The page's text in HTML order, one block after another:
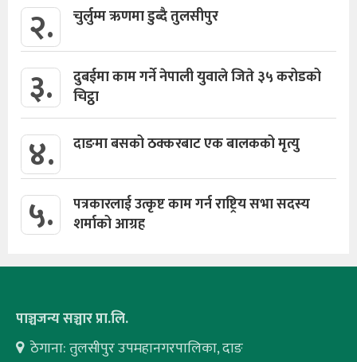
२. चुर्लुम्म ऋणमा डुब्दै तुलसीपुर
३.
दुबईमा काम गर्ने नेपाली युवाले जिते ३५ करोडको
चिट्ठा
४. दाङमा बसको ठक्करबाट एक बालकको मृत्यु
५.
पत्रकारलाई उत्कृष्ट काम गर्न राष्ट्रिय सभा सदस्य
शर्माको आग्रह
पाञ्चजन्य सञ्चार प्रा.लि.
ठेगाना: तुलसीपुर उपमहानगरपालिका, दाङ